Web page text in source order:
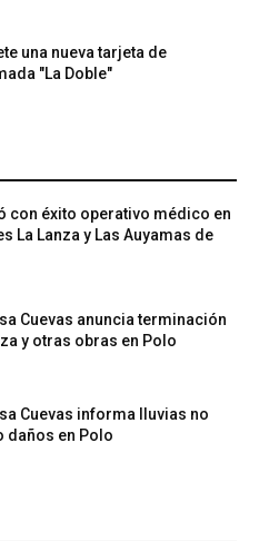
una nueva tarjeta de
"La Doble"
con éxito operativo médico en
La Lanza y Las Auyamas de
Cuevas anuncia terminación
y otras obras en Polo
Cuevas informa lluvias no
daños en Polo